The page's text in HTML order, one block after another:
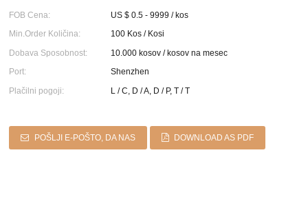
FOB Cena:
US $ 0.5 - 9999 / kos
Min.Order Količina:
100 Kos / Kosi
Dobava Sposobnost:
10.000 kosov / kosov na mesec
Port:
Shenzhen
Plačilni pogoji:
L / C, D / A, D / P, T / T
POŠLJI E-POŠTO, DA NAS DOWNLOAD AS PDF